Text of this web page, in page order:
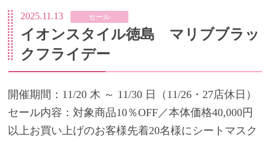
2025.11.13 セール
イオンスタイル徳島 マリブブラッ
クフライデー
開催期間：11/20 木 ～ 11/30 日（11/26・27店休日）
セール内容：対象商品10％OFF／本体価格40,000円
以上お買い上げのお客様先着20名様にシートマスク